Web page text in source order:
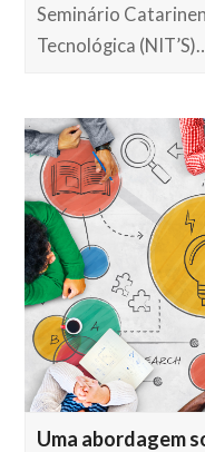
Seminário
Tecnológica
Uma abordagem